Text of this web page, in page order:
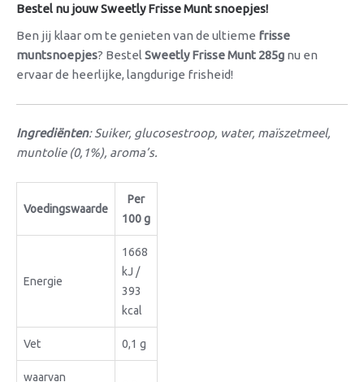
Bestel nu jouw Sweetly Frisse Munt snoepjes!
Ben jij klaar om te genieten van de ultieme frisse
muntsnoepjes? Bestel Sweetly Frisse Munt 285g nu en
ervaar de heerlijke, langdurige frisheid!
Ingrediënten: Suiker, glucosestroop, water, maïszetmeel,
muntolie (0,1%), aroma’s.
Voedingswaarde
Per
100 g
Energie
1668
kJ /
393
kcal
Vet 0,1 g
waarvan